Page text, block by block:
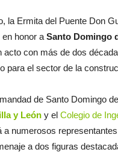
la Ermita del Puente Don
honor a Santo Domingo
con más de dos
para el sector de la
de Santo Domingo
y León y el Colegio de
a numerosos
a dos figuras